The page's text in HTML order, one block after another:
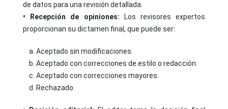
de datos para una revisión detallada.
• Recepción de opiniones: Los revisores expertos
proporcionan su dictamen final, que puede ser:
a. Aceptado sin modificaciones.
b. Aceptado con correcciones de estilo o redacción.
c. Aceptado con correcciones mayores.
d. Rechazado.